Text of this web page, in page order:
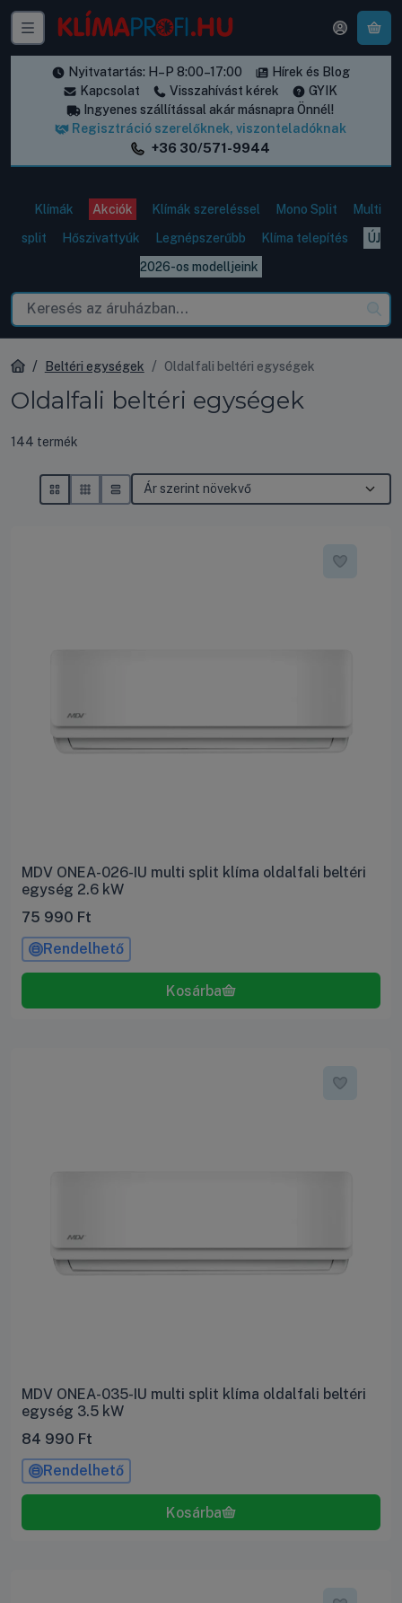
Nyitvatartás: H–P 8:00–17:00
Hírek és Blog
Kapcsolat
Visszahívást kérek
GYIK
Ingyenes szállítással akár másnapra Önnél!
Regisztráció szerelőknek, viszonteladóknak
+36 30/571-9944
Klímák Akciók Klímák szereléssel Mono Split
Multi
split
Hőszivattyúk Legnépszerűbb Klíma telepítés
ÚJ
2026-os modelljeink
Beltéri egységek Oldalfali beltéri egységek
Oldalfali beltéri egységek
Összes termék a kategóriában
144 termék
MDV ONEA-026-IU multi split klíma oldalfali beltéri
egység 2.6 kW
75 990 Ft
Rendelhető
MDV ONEA-035-IU multi split klíma oldalfali beltéri
egység 3.5 kW
84 990 Ft
Rendelhető